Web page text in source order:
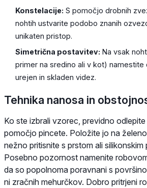
Konstelacije: S pomočjo drobnih
nohtih ustvarite podobo znanih
unikaten pristop.
Simetrična postavitev: Na vsak
primer na sredino ali v kot) namestite
urejen in skladen videz.
Tehnika nanosa in
Ko ste izbrali vzorec, previdno
pomočjo pincete. Položite jo na
nežno pritisnite s prstom ali silikonskim
Posebno pozornost namenite
da so popolnoma poravnani s
ni zračnih mehurčkov. Dobro pritrjeni